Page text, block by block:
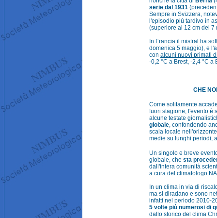
serie dal 1931
Sempre in Svizzera,
l'episodio più tardivo in
(superiore ai 12 cm del 7
In Francia il mistral ha
domenica 5 maggio), e
con alcuni nuovi primati
-0,2 °C a Brest, -2,4 °C
CHE
Come solitamente
fuori stagione, l'evento è
alcune testate
globale, confondendo
scala locale
medie su lunghi periodi,
Un singolo e breve
globale, che sta
dall'intera comunità
a cura del climatologo
In un clima in via di
ma si diradano e sono
infatti nel periodo 2010-
5 volte più numerosi di
dallo storico del clima